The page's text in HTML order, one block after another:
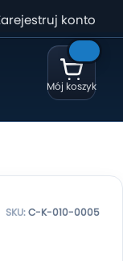
konto
Mój koszyk
SKU:C-K-010-0005